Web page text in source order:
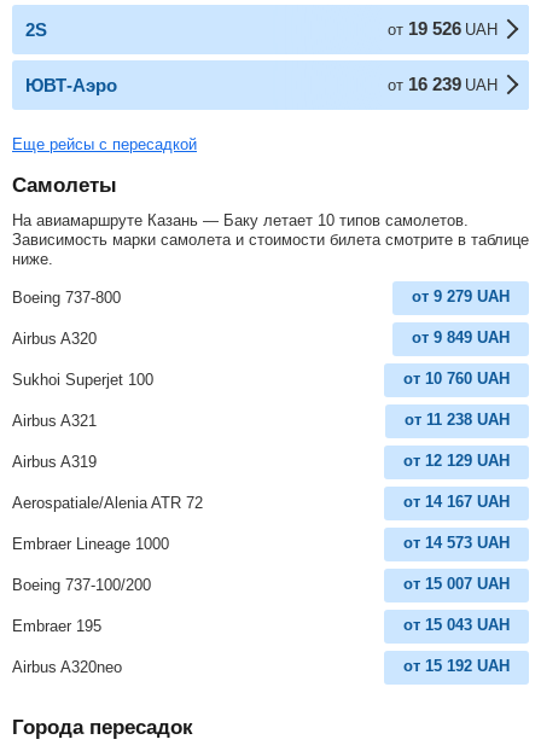
2S от 19 526 UAH
ЮВТ-Аэро от 16 239 UAH
Еще рейсы с пересадкой
Самолеты
На авиамаршруте Казань — Баку летает 10 типов самолетов.
Зависимость марки самолета и стоимости билета смотрите в таблице
ниже.
Boeing 737-800 от 9 279 UAH
Airbus A320 от 9 849 UAH
Sukhoi Superjet 100 от 10 760 UAH
Airbus A321 от 11 238 UAH
Airbus A319 от 12 129 UAH
Aerospatiale/Alenia ATR 72 от 14 167 UAH
Embraer Lineage 1000 от 14 573 UAH
Boeing 737-100/200 от 15 007 UAH
Embraer 195 от 15 043 UAH
Airbus A320neo от 15 192 UAH
Города пересадок